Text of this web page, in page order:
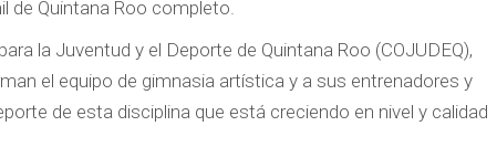
de Quintana Roo completo.
la Juventud y el Deporte de Quintana Roo (COJUDEQ),
el equipo de gimnasia artística y a sus entrenadores y
de esta disciplina que está creciendo en nivel y calidad